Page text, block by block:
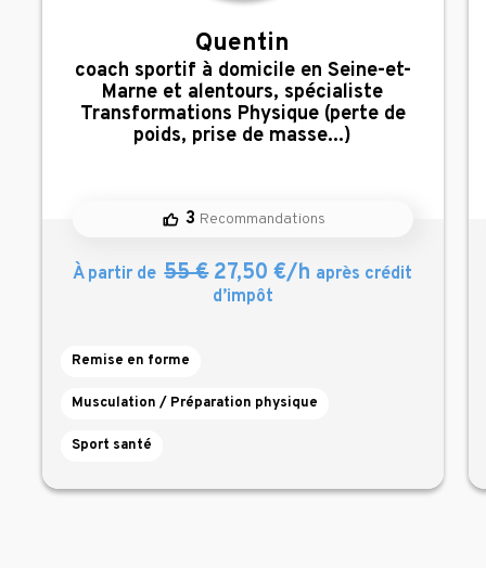
Quentin
,
coach sportif à domicile en Seine-et-
Marne et alentours, spécialiste
Transformations Physique (perte de
poids, prise de masse...)
3 Recommandations
À partir de 55 €27,50 €/h après crédit
d’impôt
Remise en forme
Musculation / Préparation physique
Sport santé